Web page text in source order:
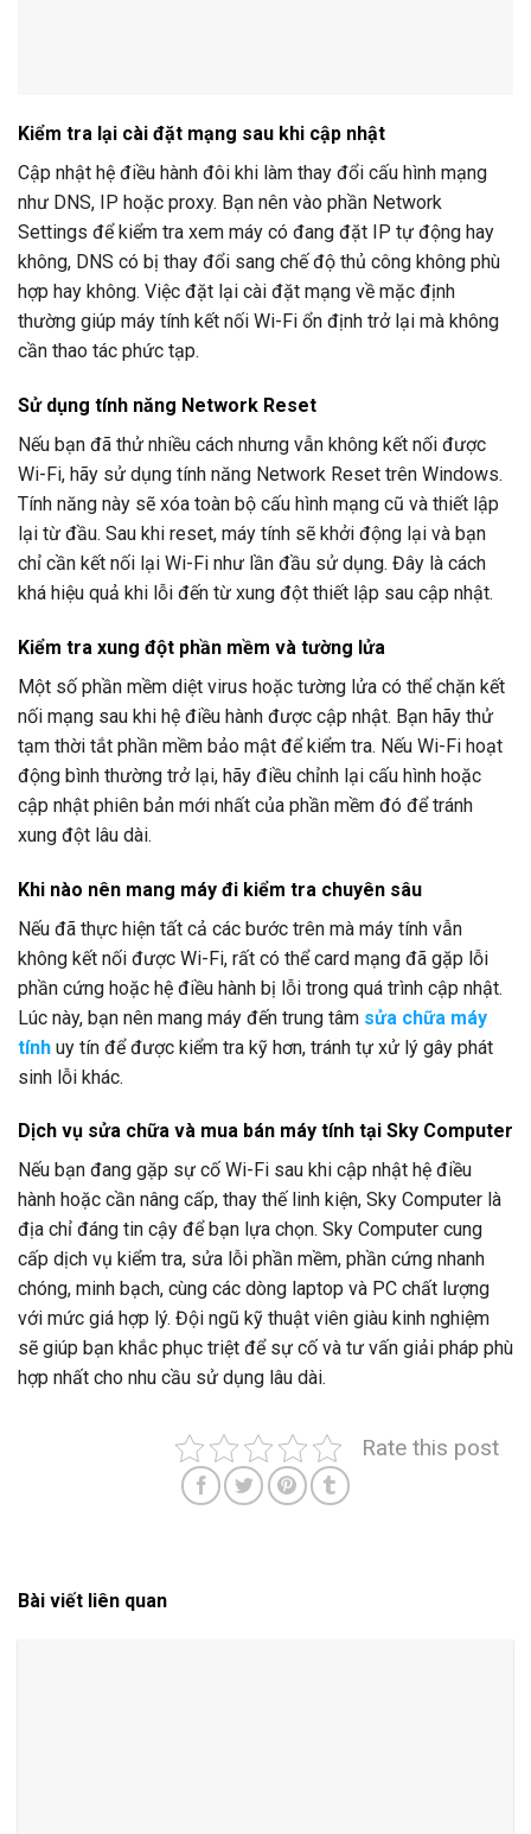
Kiểm tra lại cài đặt mạng sau khi cập nhật
Cập nhật hệ điều hành đôi khi làm thay đổi cấu hình mạng
như DNS, IP hoặc proxy. Bạn nên vào phần Network
Settings để kiểm tra xem máy có đang đặt IP tự động hay
không, DNS có bị thay đổi sang chế độ thủ công không phù
hợp hay không. Việc đặt lại cài đặt mạng về mặc định
thường giúp máy tính kết nối Wi-Fi ổn định trở lại mà không
cần thao tác phức tạp.
Sử dụng tính năng Network Reset
Nếu bạn đã thử nhiều cách nhưng vẫn không kết nối được
Wi-Fi, hãy sử dụng tính năng Network Reset trên Windows.
Tính năng này sẽ xóa toàn bộ cấu hình mạng cũ và thiết lập
lại từ đầu. Sau khi reset, máy tính sẽ khởi động lại và bạn
chỉ cần kết nối lại Wi-Fi như lần đầu sử dụng. Đây là cách
khá hiệu quả khi lỗi đến từ xung đột thiết lập sau cập nhật.
Kiểm tra xung đột phần mềm và tường lửa
Một số phần mềm diệt virus hoặc tường lửa có thể chặn kết
nối mạng sau khi hệ điều hành được cập nhật. Bạn hãy thử
tạm thời tắt phần mềm bảo mật để kiểm tra. Nếu Wi-Fi hoạt
động bình thường trở lại, hãy điều chỉnh lại cấu hình hoặc
cập nhật phiên bản mới nhất của phần mềm đó để tránh
xung đột lâu dài.
Khi nào nên mang máy đi kiểm tra chuyên sâu
Nếu đã thực hiện tất cả các bước trên mà máy tính vẫn
không kết nối được Wi-Fi, rất có thể card mạng đã gặp lỗi
phần cứng hoặc hệ điều hành bị lỗi trong quá trình cập nhật.
Lúc này, bạn nên mang máy đến trung tâm sửa chữa máy
tính uy tín để được kiểm tra kỹ hơn, tránh tự xử lý gây phát
sinh lỗi khác.
Dịch vụ sửa chữa và mua bán máy tính tại Sky Computer
Nếu bạn đang gặp sự cố Wi-Fi sau khi cập nhật hệ điều
hành hoặc cần nâng cấp, thay thế linh kiện, Sky Computer là
địa chỉ đáng tin cậy để bạn lựa chọn. Sky Computer cung
cấp dịch vụ kiểm tra, sửa lỗi phần mềm, phần cứng nhanh
chóng, minh bạch, cùng các dòng laptop và PC chất lượng
với mức giá hợp lý. Đội ngũ kỹ thuật viên giàu kinh nghiệm
sẽ giúp bạn khắc phục triệt để sự cố và tư vấn giải pháp phù
hợp nhất cho nhu cầu sử dụng lâu dài.
Rate this post
Bài viết liên quan